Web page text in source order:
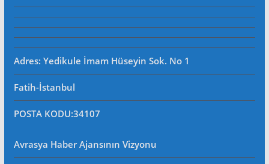
Adres: Yedikule İmam Hüseyin Sok. No 1
Fatih-İstanbul
POSTA KODU:34107
Avrasya Haber Ajansının Vizyonu